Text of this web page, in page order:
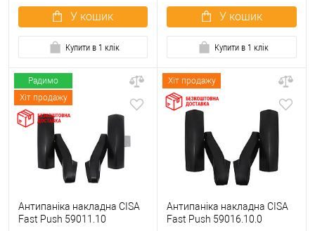
У кошик
Купити в 1 клік
У кошик
Купити в 1 клік
Радимо
Хіт продажу
Антипаніка накладна CISA
Fast Push 59011.10
Хіт продажу
Антипаніка накладна CISA
Fast Push 59016.10.0